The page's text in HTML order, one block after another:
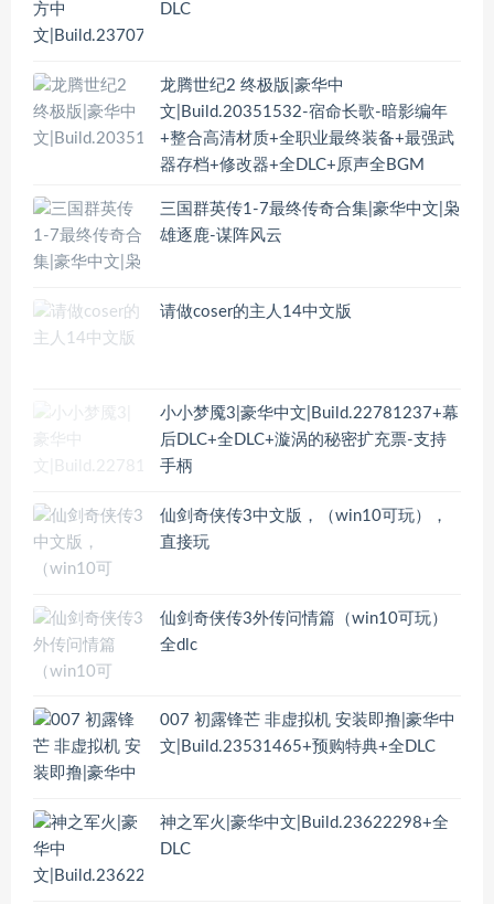
DLC
龙腾世纪2 终极版|豪华中
文|Build.20351532-宿命长歌-暗影编年
+整合高清材质+全职业最终装备+最强武
器存档+修改器+全DLC+原声全BGM
三国群英传1-7最终传奇合集|豪华中文|枭
雄逐鹿-谋阵风云
请做coser的主人14中文版
小小梦魇3|豪华中文|Build.22781237+幕
后DLC+全DLC+漩涡的秘密扩充票-支持
手柄
仙剑奇侠传3中文版，（win10可玩），
直接玩
仙剑奇侠传3外传问情篇（win10可玩）
全dlc
007 初露锋芒 非虚拟机 安装即撸|豪华中
文|Build.23531465+预购特典+全DLC
神之军火|豪华中文|Build.23622298+全
DLC